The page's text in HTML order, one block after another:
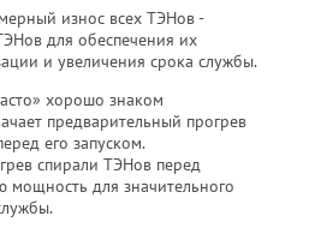
износ всех ТЭНов -
для обеспечения их
и увеличения срока службы.
хорошо знаком
предварительный прогрев
его запуском.
спирали ТЭНов перед
мощность для значительного